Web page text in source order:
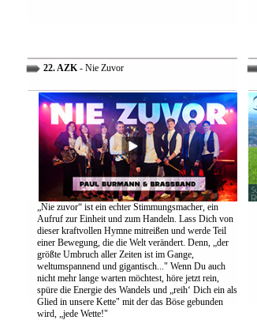
22. AZK- Nie Zuvor
„Nie zuvor“ ist ein echter Stimmungsmacher, ein
Aufruf zur Einheit und zum Handeln. Lass Dich von
dieser kraftvollen Hymne mitreißen und werde Teil
einer Bewegung, die die Welt verändert. Denn, „der
größte Umbruch aller Zeiten ist im Gange,
weltumspannend und gigantisch..." Wenn Du auch
nicht mehr lange warten möchtest, höre jetzt rein,
spüre die Energie des Wandels und „reih‘ Dich ein als
Glied in unsere Kette" mit der das Böse gebunden
wird, „jede Wette!"